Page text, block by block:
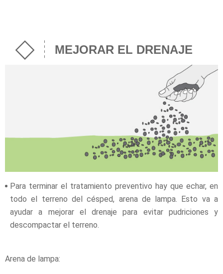
MEJORAR EL DRENAJE
Para terminar el tratamiento preventivo hay que echar, en
todo el terreno del césped, arena de lampa. Esto va a
ayudar a mejorar el drenaje para evitar pudriciones y
descompactar el terreno.
Arena de lampa: